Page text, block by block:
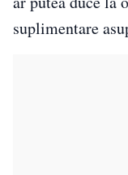
suplimentare